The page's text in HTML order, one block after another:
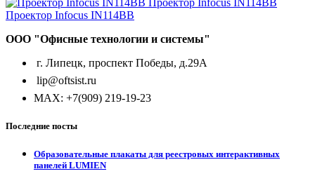
ООО "Офисные технологии и системы"
г. Липецк, проспект Победы, д.29А
lip@oftsist.ru
МАХ: +7(909) 219-19-23
Последние посты
Образовательные плакаты для реестровых интерактивных
панелей LUMIEN